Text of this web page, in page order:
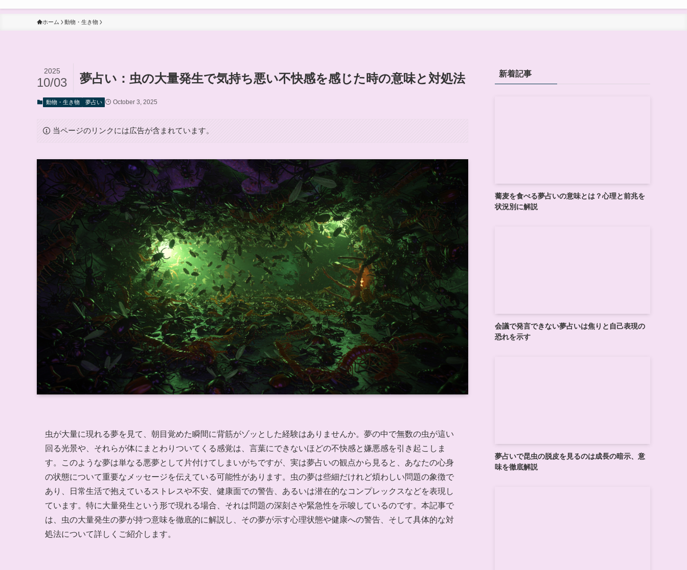
ホーム 動物・生き物
夢占い：虫の大量発生で気持ち悪い不快感を感じた時の意味と対処法
2025
10/03
動物・生き物 夢占い October 3, 2025
当ページのリンクには広告が含まれています。
虫が大量に現れる夢を見て、朝目覚めた瞬間に背筋がゾッとした経験はありませんか。夢の中で無数の虫が這い
回る光景や、それらが体にまとわりついてくる感覚は、言葉にできないほどの不快感と嫌悪感を引き起こしま
す。このような夢は単なる悪夢として片付けてしまいがちですが、実は夢占いの観点から見ると、あなたの心身
の状態について重要なメッセージを伝えている可能性があります。虫の夢は些細だけれど煩わしい問題の象徴で
あり、日常生活で抱えているストレスや不安、健康面での警告、あるいは潜在的なコンプレックスなどを表現し
ています。特に大量発生という形で現れる場合、それは問題の深刻さや緊急性を示唆しているのです。本記事で
は、虫の大量発生の夢が持つ意味を徹底的に解説し、その夢が示す心理状態や健康への警告、そして具体的な対
処法について詳しくご紹介します。
新着記事
蕎麦を食べる夢占いの意味とは？心理と前兆を
状況別に解説
会議で発言できない夢占いは焦りと自己表現の
恐れを示す
夢占いで昆虫の脱皮を見るのは成長の暗示、意
味を徹底解説